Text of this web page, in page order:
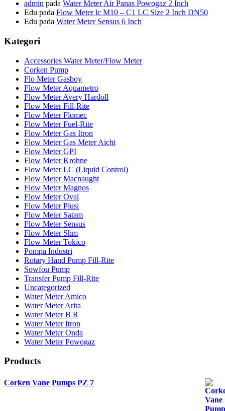
admin pada Water Meter Air Panas Powogaz 2 Inch
Edu pada Flow Meter lc M10 – C1 LC Size 2 Inch DN50
Edu pada Water Meter Sensus 6 Inch
Kategori
Accessories Water Meter/Flow Meter
Corken Pump
Flo Meter Gasboy
Flow Meter Aquametro
Flow Meter Avery Hardoll
Flow Meter Fill-Rite
Flow Meter Flomec
Flow Meter Fuel-Rite
Flow Meter Gas Itron
Flow Meter Gas Meter Aichi
Flow Meter GPI
Flow Meter Krohne
Flow Meter LC (Liquid Control)
Flow Meter Macnaught
Flow Meter Magnos
Flow Meter Oval
Flow Meter Piusi
Flow Meter Satam
Flow Meter Sensus
Flow Meter Shm
Flow Meter Tokico
Pompa Industri
Rotary Hand Pump Fill-Rite
Sowfou Pump
Transfer Pump Fill-Rite
Uncategorized
Water Meter Amico
Water Meter Arita
Water Meter B R
Water Meter Itron
Water Meter Onda
Water Meter Powogaz
Products
Corken Vane Pumps PZ 7